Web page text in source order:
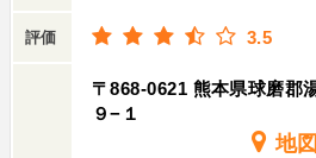
評価 3.5
〒868-0621 熊本県球磨郡
９−１
地